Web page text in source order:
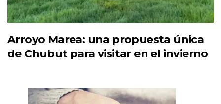
Arroyo Marea: una propuesta única
de Chubut para visitar en el invierno